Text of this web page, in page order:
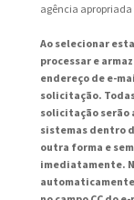
agência apropriada
Ao selecionar
processar e
endereço de e-
solicitação.
solicitação serão
sistemas dentro
outra forma e
imediatamente.